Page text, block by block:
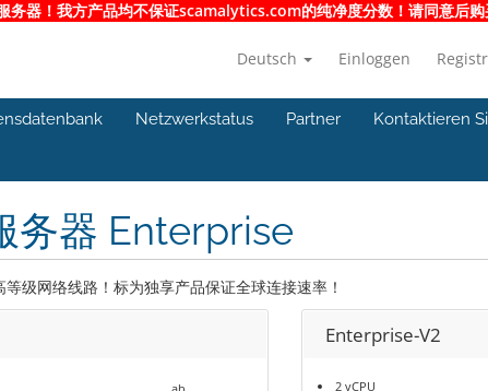
务器！我方产品均不保证scamalytics.com的纯净度分数！请同意后购
Deutsch Einloggen
Netzwerkstatus Partner Kontaktieren
务器 Enterprise
级网络线路！标为独享产品保证全球连接速率！
Enterprise-V2
2 vCPU